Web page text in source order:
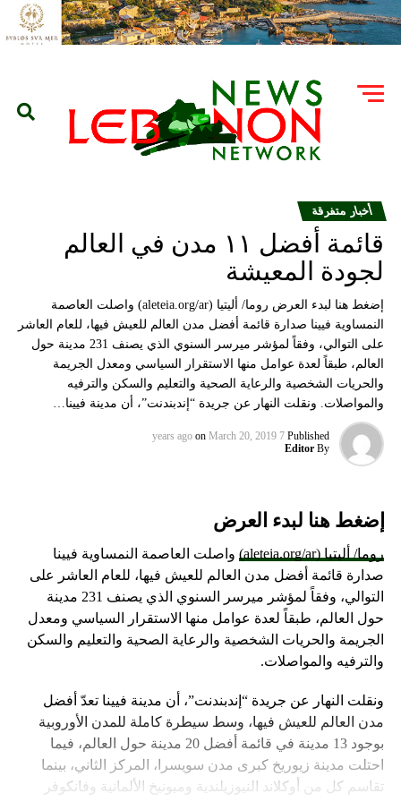
أخبار متفرقة
قائمة أفضل ١١ مدن في العالم
لجودة المعيشة
إضغط هنا لبدء العرض روما/ أليتيا (aleteia.org/ar) واصلت العاصمة
النمساوية فيينا صدارة قائمة أفضل مدن العالم للعيش فيها، للعام العاشر
على التوالي، وفقاً لمؤشر ميرسر السنوي الذي يصنف 231 مدينة حول
العالم، طبقاً لعدة عوامل منها الاستقرار السياسي ومعدل الجريمة
والحريات الشخصية والرعاية الصحية والتعليم والسكن والترفيه
والمواصلات. ونقلت النهار عن جريدة “إندبندنت”، أن مدينة فيينا…
Published
7 years ago
on March 20, 2019
By
Editor
إضغط هنا لبدء العرض
روما/ أليتيا (aleteia.org/ar)
واصلت العاصمة النمساوية فيينا
صدارة قائمة أفضل مدن العالم للعيش فيها، للعام العاشر على
التوالي، وفقاً لمؤشر ميرسر السنوي الذي يصنف 231 مدينة
حول العالم، طبقاً لعدة عوامل منها الاستقرار السياسي ومعدل
الجريمة والحريات الشخصية والرعاية الصحية والتعليم والسكن
والترفيه والمواصلات.
ونقلت النهار عن جريدة “إندبندنت”، أن مدينة فيينا تعدّ أفضل
مدن العالم للعيش فيها، وسط سيطرة كاملة للمدن الأوروبية
بوجود 13 مدينة في قائمة أفضل 20 مدينة حول العالم، فيما
احتلت مدينة زيوريخ كبرى مدن سويسرا، المركز الثاني، بينما
تقاسم كل من أوكلاند النيوزيلندية وميونيخ الألمانية وفانكوفر